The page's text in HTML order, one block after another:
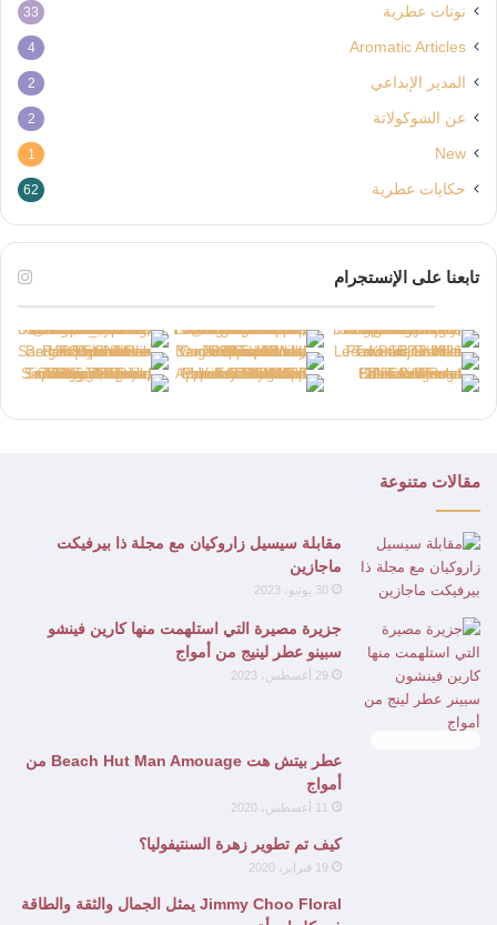
نوتات عطرية 33
Aromatic Articles
4
المدير الإبداعي 2
عن الشوكولاتة 2
New
1
حكايات عطرية 62
تابعنا على الإنستجرام
مقالات متنوعة
مقابلة سيسيل زاروكيان مع مجلة ذا بيرفيكت
ماجازين
30 يونيو، 2023
جزيرة مصيرة التي استلهمت منها كارين فينشو
سبينو عطر لينيج من أمواج
29 أغسطس، 2023
عطر بيتش هت Beach Hut Man Amouage من
أمواج
11 أغسطس، 2020
كيف تم تطوير زهرة السنتيفوليا؟
19 فبراير، 2020
Jimmy Choo Floral يمثل الجمال والثقة والطاقة